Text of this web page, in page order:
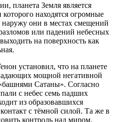
планета Земля является
находятся огромные
они в местах смещений
или падений небесных
на поверхность как
установил, что на планете
мощной негативной
Сатаны». Согласно
с небес семь падших
из образовавшихся
с тёмной силой. Та же в
контроль над миром.